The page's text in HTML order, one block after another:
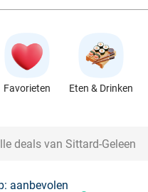
Favorieten Eten & Drinken
aanbevolen